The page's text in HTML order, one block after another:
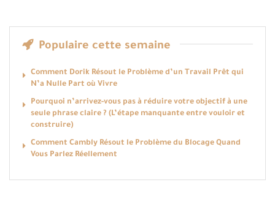
Populaire cette semaine
Comment Dorik Résout le Problème d’un Travail Prêt qui
N’a Nulle Part où Vivre
Pourquoi n’arrivez-vous pas à réduire votre objectif à une
seule phrase claire ? (L’étape manquante entre vouloir et
construire)
Comment Cambly Résout le Problème du Blocage Quand
Vous Parlez Réellement